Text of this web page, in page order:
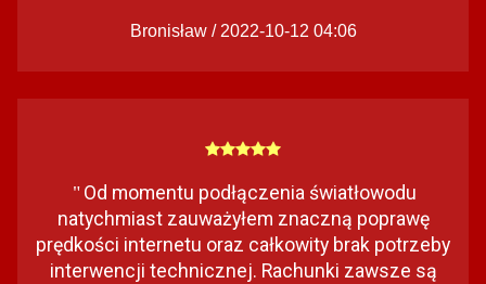
Bronisław / 2022-10-12 04:06
" Od momentu podłączenia światłowodu
natychmiast zauważyłem znaczną poprawę
prędkości internetu oraz całkowity brak potrzeby
interwencji technicznej. Rachunki zawsze są